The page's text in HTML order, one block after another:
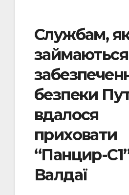
Службам,
займаються
безпеки
вдалося
приховати
“Панцир-
Валдаї